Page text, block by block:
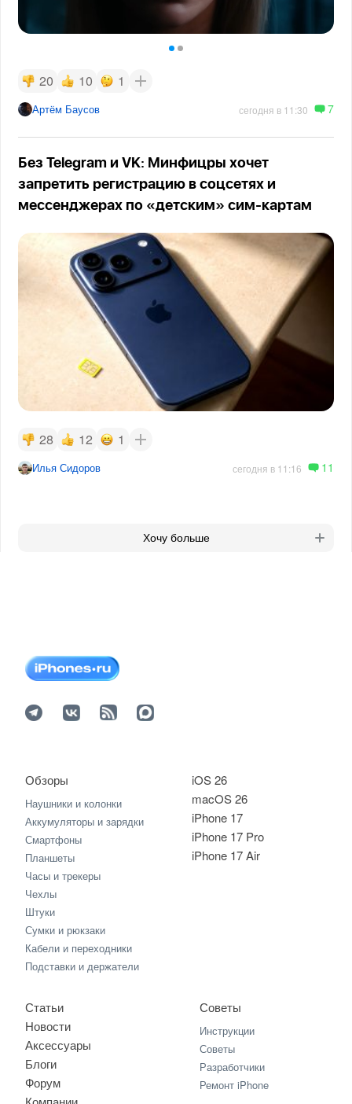
20 10 1
Артём Баусов сегодня в 11:30 7
Без Telegram и VK: Минфицры хочет
запретить регистрацию в соцсетях и
мессенджерах по «детским» сим-картам
28 12 1
Илья Сидоров сегодня в 11:16 11
Хочу больше
iOS 26
macOS 26
iPhone 17
iPhone 17 Pro
iPhone 17 Air
Обзоры
Наушники и колонки
Аккумуляторы и зарядки
Смартфоны
Планшеты
Часы и трекеры
Чехлы
Штуки
Сумки и рюкзаки
Кабели и переходники
Подставки и держатели
Статьи
Новости
Аксессуары
Блоги
Форум
Советы
Инструкции
Советы
Разработчики
Ремонт iPhone